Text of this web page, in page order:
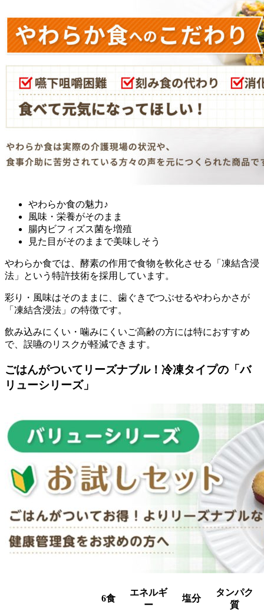
やわらか食の魅力♪
風味・栄養がそのまま
腸内ビフィズス菌を増殖
見た目がそのままで美味しそう
やわらか食では、酵素の作用で食物を軟化させる「凍結含浸
法」という特許技術を採用 しています。
彩り・風味はそのままに、歯ぐきでつぶせるやわらかさが
「凍結含浸法」の特徴です。
飲み込みにくい・噛みにくいご高齢の方には特におすすめ
で、誤嚥のリスクが軽減できます。
ごはんがついてリーズナブル！冷凍タイプの「バ
リューシリーズ」
6食
エネルギ
ー
塩分
タンパク
質